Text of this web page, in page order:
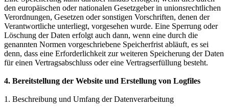
den europäischen oder nationalen Gesetzgeber in unionsrechtlichen
Verordnungen, Gesetzen oder sonstigen Vorschriften, denen der
Verantwortliche unterliegt, vorgesehen wurde. Eine Sperrung oder
Löschung der Daten erfolgt auch dann, wenn eine durch die
genannten Normen vorgeschriebene Speicherfrist abläuft, es sei
denn, dass eine Erforderlichkeit zur weiteren Speicherung der Daten
für einen Vertragsabschluss oder eine Vertragserfüllung besteht.
4. Bereitstellung der Website und Erstellung von Logfiles
1. Beschreibung und Umfang der Datenverarbeitung